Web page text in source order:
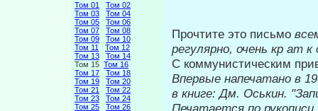
Том 01
Том 02
Том 03
Том 04
Том 05
Том 06
Том 07
Том 08
Том 09
Том 10
Том 11
Том 12
Том 13
Том 14
Том 15 Том 16
Том 17
Том 18
Том 19
Том 20
Том 21
Том 22
Том 23
Том 24
Том 25
Том 26
Прочтите это письмо
регуляр­но, очень кр am к
С коммунистическим
Впервые напечатано в
в книге: Дм. Оськин.